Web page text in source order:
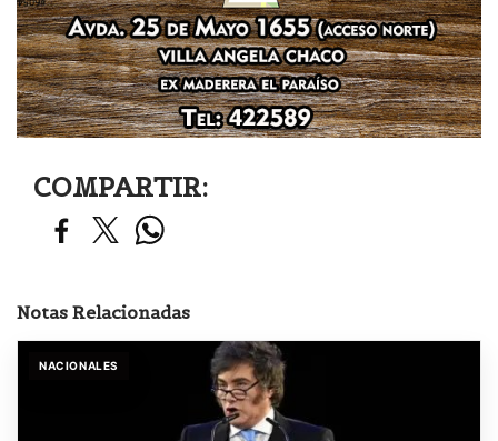
COMPARTIR:
Notas Relacionadas
NACIONALES